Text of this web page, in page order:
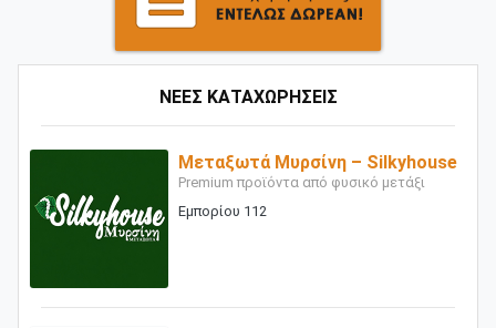
ΝΕΕΣ ΚΑΤΑΧΩΡΗΣΕΙΣ
Μεταξωτά Μυρσίνη – Silkyhouse
Premium προϊόντα από φυσικό μετάξι
Εμπορίου 112